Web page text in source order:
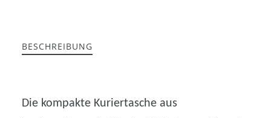
BESCHREIBUNG
Die kompakte Kuriertasche aus